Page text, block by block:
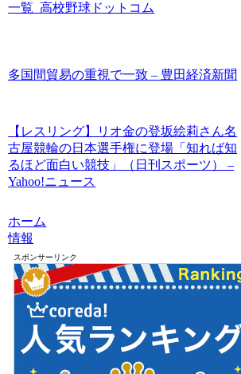
一覧 高校野球ドットコム
多国間貿易の重視で一致 – 豊田経済新聞
【レスリング】リオ金の登坂絵莉さん名
古屋競輪の日本選手権に登場「知れば知
るほど面白い競技」（日刊スポーツ） –
Yahoo!ニュース
ホーム
情報
スポンサーリンク